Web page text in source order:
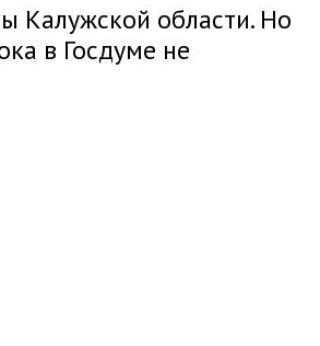
Калужской области. Но
в Госдуме не